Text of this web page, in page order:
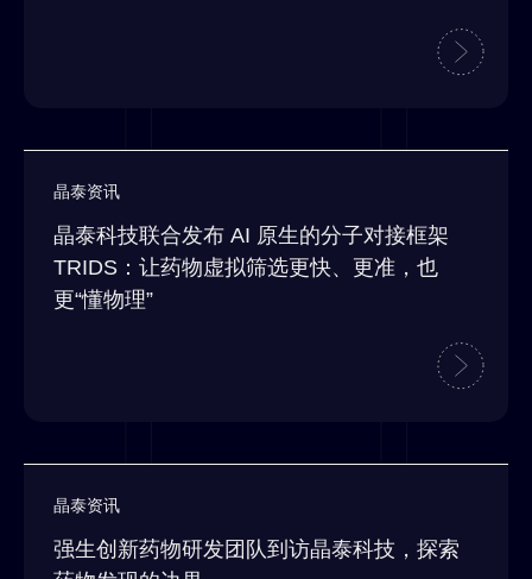
晶泰资讯
晶泰科技联合发布 AI 原生的分子对接框架
TRIDS：让药物虚拟筛选更快、更准，也
更“懂物理”
晶泰资讯
强生创新药物研发团队到访晶泰科技，探索